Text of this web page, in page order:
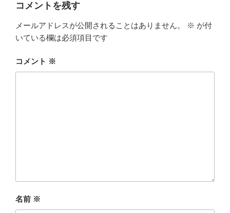
コメントを残す
メールアドレスが公開されることはありません。 ※ が付
いている欄は必須項目です
コメント ※
名前 ※